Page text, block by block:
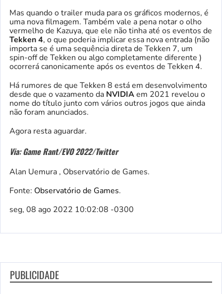
Mas quando o trailer muda para os gráficos modernos, é
uma nova filmagem. Também vale a pena notar o olho
vermelho de Kazuya, que ele não tinha até os eventos de
Tekken 4, o que poderia implicar essa nova entrada (não
importa se é uma sequência direta de Tekken 7, um
spin-off de Tekken ou algo completamente diferente )
ocorrerá canonicamente após os eventos de Tekken 4.
Há rumores de que Tekken 8 está em desenvolvimento
desde que o vazamento da NVIDIAem 2021 revelou o
nome do título junto com vários outros jogos que ainda
não foram anunciados.
Agora resta aguardar.
Via: Game Rant/EVO 2022/Twitter
Alan Uemura , Observatório de Games.
Fonte: Observatório de Games.
seg, 08 ago 2022 10:02:08 -0300
PUBLICIDADE